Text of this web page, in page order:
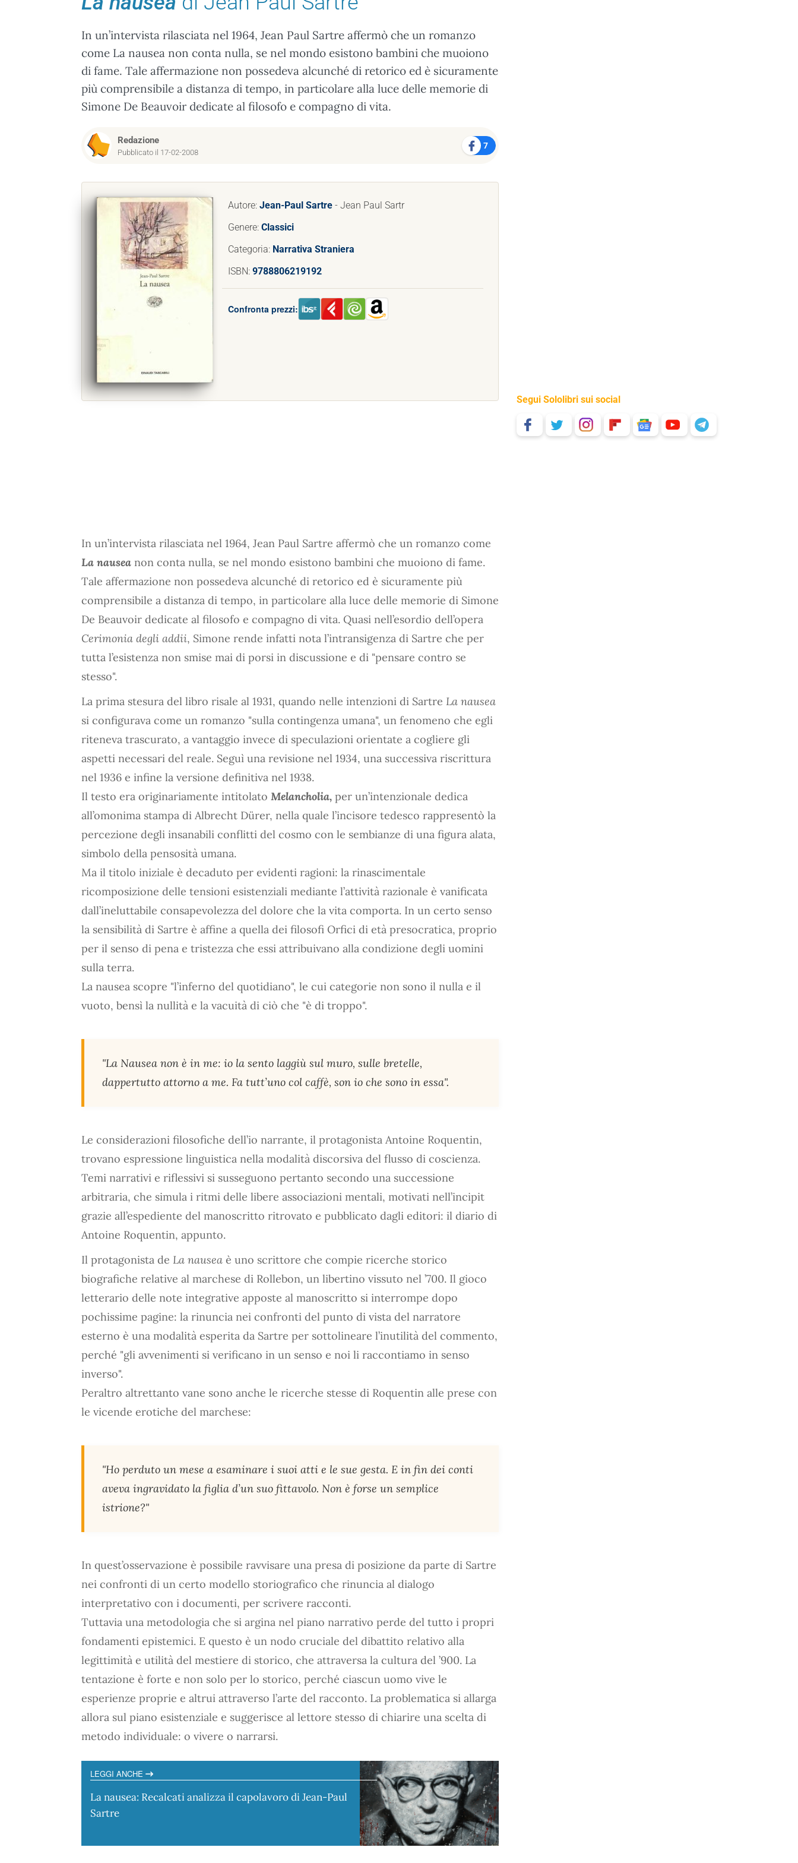
In un’intervista rilasciata nel 1964, Jean Paul Sartre affermò che un romanzo
come La nausea non conta nulla, se nel mondo esistono bambini che muoiono
di fame. Tale affermazione non possedeva alcunché di retorico ed è sicuramente
più comprensibile a distanza di tempo, in particolare alla luce delle memorie di
Simone De Beauvoir dedicate al filosofo e compagno di vita.
Redazione
Pubblicato il 17-02-2008
7
Autore: Jean-Paul Sartre - Jean Paul Sartr
Genere: Classici
Categoria: Narrativa Straniera
ISBN: 9788806219192
Confronta prezzi:
In un’intervista rilasciata nel 1964, Jean Paul Sartre affermò che un romanzo come
La nausea non conta nulla, se nel mondo esistono bambini che muoiono di fame.
Tale affermazione non possedeva alcunché di retorico ed è sicuramente più
comprensibile a distanza di tempo, in particolare alla luce delle memorie di Simone
De Beauvoir dedicate al filosofo e compagno di vita. Quasi nell’esordio dell’opera
Cerimonia degli addii, Simone rende infatti nota l’intransigenza di Sartre che per
tutta l’esistenza non smise mai di porsi in discussione e di "pensare contro se
stesso".
La prima stesura del libro risale al 1931, quando nelle intenzioni di Sartre La nausea
si configurava come un romanzo "sulla contingenza umana", un fenomeno che egli
riteneva trascurato, a vantaggio invece di speculazioni orientate a cogliere gli
aspetti necessari del reale. Seguì una revisione nel 1934, una successiva riscrittura
nel 1936 e infine la versione definitiva nel 1938.
Il testo era originariamente intitolato Melancholia, per un’intenzionale dedica
all’omonima stampa di Albrecht Dürer, nella quale l’incisore tedesco rappresentò la
percezione degli insanabili conflitti del cosmo con le sembianze di una figura alata,
simbolo della pensosità umana.
Ma il titolo iniziale è decaduto per evidenti ragioni: la rinascimentale
ricomposizione delle tensioni esistenziali mediante l’attività razionale è vanificata
dall’ineluttabile consapevolezza del dolore che la vita comporta. In un certo senso
la sensibilità di Sartre è affine a quella dei filosofi Orfici di età presocratica, proprio
per il senso di pena e tristezza che essi attribuivano alla condizione degli uomini
sulla terra.
La nausea scopre "l’inferno del quotidiano", le cui categorie non sono il nulla e il
vuoto, bensì la nullità e la vacuità di ciò che "è di troppo".
"La Nausea non è in me: io la sento laggiù sul muro, sulle bretelle,
dappertutto attorno a me. Fa tutt’uno col caffè, son io che sono in essa".
Le considerazioni filosofiche dell’io narrante, il protagonista Antoine Roquentin,
trovano espressione linguistica nella modalità discorsiva del flusso di coscienza.
Temi narrativi e riflessivi si susseguono pertanto secondo una successione
arbitraria, che simula i ritmi delle libere associazioni mentali, motivati nell’incipit
grazie all’espediente del manoscritto ritrovato e pubblicato dagli editori: il diario di
Antoine Roquentin, appunto.
Il protagonista de La nausea è uno scrittore che compie ricerche storico
biografiche relative al marchese di Rollebon, un libertino vissuto nel ’700. Il gioco
letterario delle note integrative apposte al manoscritto si interrompe dopo
pochissime pagine: la rinuncia nei confronti del punto di vista del narratore
esterno è una modalità esperita da Sartre per sottolineare l’inutilità del commento,
perché "gli avvenimenti si verificano in un senso e noi li raccontiamo in senso
inverso".
Peraltro altrettanto vane sono anche le ricerche stesse di Roquentin alle prese con
le vicende erotiche del marchese:
"Ho perduto un mese a esaminare i suoi atti e le sue gesta. E in fin dei conti
aveva ingravidato la figlia d’un suo fittavolo. Non è forse un semplice
istrione?"
In quest’osservazione è possibile ravvisare una presa di posizione da parte di Sartre
nei confronti di un certo modello storiografico che rinuncia al dialogo
interpretativo con i documenti, per scrivere racconti.
Tuttavia una metodologia che si argina nel piano narrativo perde del tutto i propri
fondamenti epistemici. E questo è un nodo cruciale del dibattito relativo alla
legittimità e utilità del mestiere di storico, che attraversa la cultura del ’900. La
tentazione è forte e non solo per lo storico, perché ciascun uomo vive le
esperienze proprie e altrui attraverso l’arte del racconto. La problematica si allarga
allora sul piano esistenziale e suggerisce al lettore stesso di chiarire una scelta di
metodo individuale: o vivere o narrarsi.
LEGGI ANCHE
La nausea: Recalcati analizza il capolavoro di Jean-Paul
Sartre
Segui Sololibri sui social